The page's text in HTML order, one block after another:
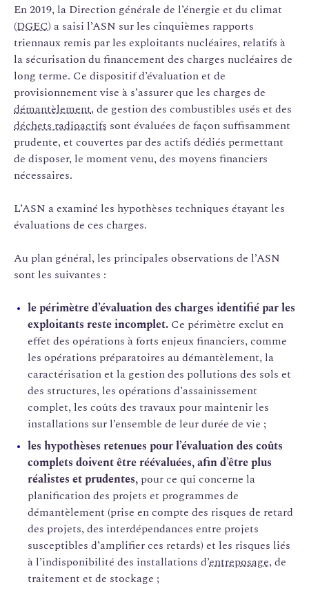
En 2019, la Direction générale de l’énergie et du climat
(DGEC) a saisi l’ASN sur les cinquièmes rapports
triennaux remis par les exploitants nucléaires, relatifs à
la sécurisation du financement des charges nucléaires de
long terme. Ce dispositif d’évaluation et de
provisionnement vise à s’assurer que les charges de
démantèlement, de gestion des combustibles usés et des
déchets radioactifs sont évaluées de façon suffisamment
prudente, et couvertes par des actifs dédiés permettant
de disposer, le moment venu, des moyens financiers
nécessaires.
L’ASN a examiné les hypothèses techniques étayant les
évaluations de ces charges.
Au plan général, les principales observations de l’ASN
sont les suivantes :
le périmètre d’évaluation des charges identifié par les
exploitants reste incomplet. Ce périmètre exclut en
effet des opérations à forts enjeux financiers, comme
les opérations préparatoires au démantèlement, la
caractérisation et la gestion des pollutions des sols et
des structures, les opérations d’assainissement
complet, les coûts des travaux pour maintenir les
installations sur l’ensemble de leur durée de vie ;
les hypothèses retenues pour l’évaluation des coûts
complets doivent être réévaluées, afin d’être plus
réalistes et prudentes, pour ce qui concerne la
planification des projets et programmes de
démantèlement (prise en compte des risques de retard
des projets, des interdépendances entre projets
susceptibles d’amplifier ces retards) et les risques liés
à l’indisponibilité des installations d’entreposage, de
traitement et de stockage ;